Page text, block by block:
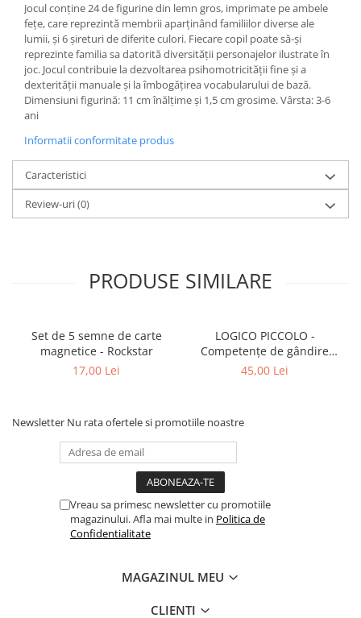
Jocul conține 24 de figurine din lemn gros, imprimate pe ambele
fețe, care reprezintă membrii aparținând familiilor diverse ale
lumii, și 6 șireturi de diferite culori. Fiecare copil poate să-și
reprezinte familia sa datorită diversității personajelor ilustrate în
joc. Jocul contribuie la dezvoltarea psihomotricității fine și a
dexterității manuale și la îmbogățirea vocabularului de bază.
Dimensiuni figurină: 11 cm înălțime și 1,5 cm grosime. Vârsta: 3-6
ani
Informatii conformitate produs
Caracteristici
Review-uri(0)
PRODUSE SIMILARE
Set de 5 semne de carte
magnetice - Rockstar
17,00 Lei
LOGICO PICCOLO -
Competențe de gândire
logică. Clasificare
45,00 Lei
Newsletter Nu rata ofertele si promotiile noastre
Vreau sa primesc newsletter cu promotiile
magazinului. Afla mai multe in Politica de
Confidentialitate
MAGAZINUL MEU
CLIENTI